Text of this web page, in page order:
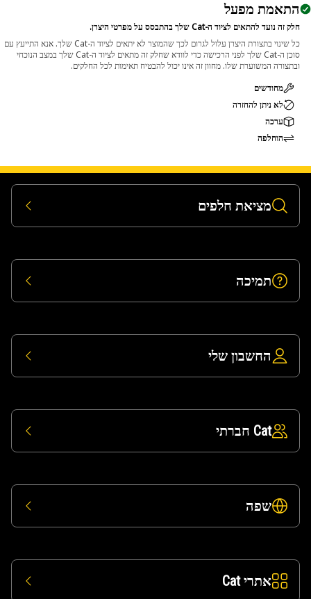
התאמת מפעל
חלק זה נועד להתאים לציוד ה-Cat שלך בהתבסס על מפרטי היצרן.
כל שינוי בתצורת היצרן עלול לגרום לכך שהמוצר לא יתאים לציוד ה-Cat שלך. אנא התייעץ עם
סוכן ה-Cat שלך לפני הרכישה כדי לוודא שחלק זה מתאים לציוד ה-Cat שלך במצב הנוכחי
ובתצורה המשוערת שלו. מחוון זה אינו יכול להבטיח תאימות לכל החלקים.
מחודשים
לא ניתן להחזרה
ערכה
הוחלפה
מציאת חלפים
תמיכה
החשבון שלי
Cat חברתי
שפה
אתרי Cat